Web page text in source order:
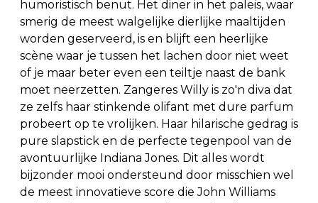
humoristisch benut. Het diner in het paleis, waar
smerig de meest walgelijke dierlijke maaltijden
worden geserveerd, is en blijft een heerlijke
scène waar je tussen het lachen door niet weet
of je maar beter even een teiltje naast de bank
moet neerzetten. Zangeres Willy is zo'n diva dat
ze zelfs haar stinkende olifant met dure parfum
probeert op te vrolijken. Haar hilarische gedrag is
pure slapstick en de perfecte tegenpool van de
avontuurlijke Indiana Jones. Dit alles wordt
bijzonder mooi ondersteund door misschien wel
de meest innovatieve score die John Williams